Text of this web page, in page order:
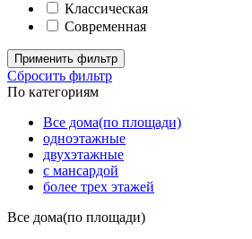
Классическая
Современная
Применить фильтр
Сбросить фильтр
По категориям
Все дома(по площади)
одноэтажные
двухэтажные
с мансардой
более трех этажей
Все дома(по площади)